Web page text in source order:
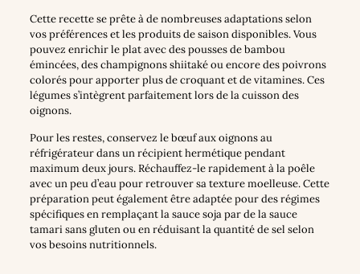
Cette recette se prête à de nombreuses adaptations selon
vos préférences et les produits de saison disponibles. Vous
pouvez enrichir le plat avec des pousses de bambou
émincées, des champignons shiitaké ou encore des poivrons
colorés pour apporter plus de croquant et de vitamines. Ces
légumes s’intègrent parfaitement lors de la cuisson des
oignons.
Pour les restes, conservez le bœuf aux oignons au
réfrigérateur dans un récipient hermétique pendant
maximum deux jours. Réchauffez-le rapidement à la poêle
avec un peu d’eau pour retrouver sa texture moelleuse. Cette
préparation peut également être adaptée pour des régimes
spécifiques en remplaçant la sauce soja par de la sauce
tamari sans gluten ou en réduisant la quantité de sel selon
vos besoins nutritionnels.